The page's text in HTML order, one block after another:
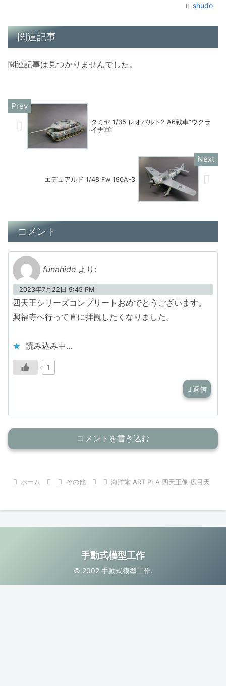
shudo
関連記事
関連記事は見つかりませんでした。
タミヤ 1/35 レオパルト2 A6戦車“ウクラ
イナ軍”
エデュアルド 1/48 Fw 190A-3
コメント
funahide より:
2023年7月22日 9:45 PM
四天王シリーズコンプリートおめでとうございます。
興福寺へ行って直に拝観したくなりました。
読み込み中…
1
返信
コメントを書き込む
ホーム その他 海洋堂 ART PLA 四天王像 広目天
手動式模型工作
© 2002 手動式模型工作.